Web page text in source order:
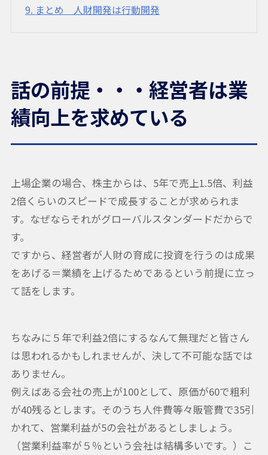
9 まとめ 人財開発は行動開発
話の前提・・・経営者は業
績向上を求めている
上場企業の場合、株主からは、5年で売上1.5倍、利益
2倍くらいのスピードで成長することが求められま
す。なぜならそれがグローバルスタンダードだからで
す。
ですから、経営者が人財の育成に投資を行うのは成果
をあげる＝業績を上げるためであるという前提に立っ
て話をします。
ちなみに５年で利益2倍にするなんて無理だと皆さん
は思われるかもしれませんが、決して不可能な話では
ありません。
例えばある会社の売上が100として、原価が60で粗利
が40残るとします。そのうち人件費等々販管費で35引
かれて、営業利益が5の会社があるとしましょう。
（営業利益率が５％という会社は結構多いです。）こ